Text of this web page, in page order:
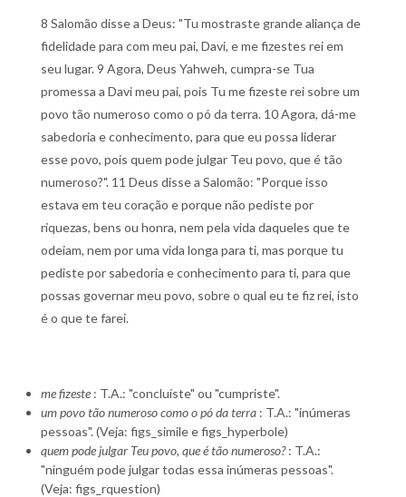
8 Salomão disse a Deus: "Tu mostraste grande aliança de
fidelidade para com meu pai, Davi, e me fizestes rei em
seu lugar. 9 Agora, Deus Yahweh, cumpra-se Tua
promessa a Davi meu pai, pois Tu me fizeste rei sobre um
povo tão numeroso como o pó da terra. 10 Agora, dá-me
sabedoria e conhecimento, para que eu possa liderar
esse povo, pois quem pode julgar Teu povo, que é tão
numeroso?". 11 Deus disse a Salomão: "Porque isso
estava em teu coração e porque não pediste por
riquezas, bens ou honra, nem pela vida daqueles que te
odeiam, nem por uma vida longa para ti, mas porque tu
pediste por sabedoria e conhecimento para ti, para que
possas governar meu povo, sobre o qual eu te fiz rei, isto
é o que te farei.
me fizeste : T.A.: "concluíste" ou "cumpriste".
um povo tão numeroso como o pó da terra : T.A.: "inúmeras
pessoas". (Veja: figs_simile e figs_hyperbole)
quem pode julgar Teu povo, que é tão numeroso?: T.A.:
"ninguém pode julgar todas essa inúmeras pessoas".
(Veja: figs_rquestion)